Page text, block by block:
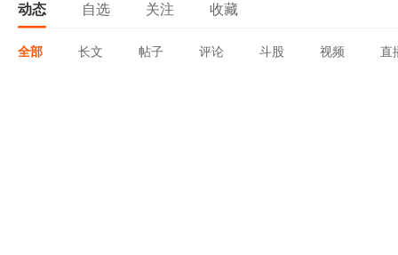
动态 自选 关注 收藏
全部 长文 帖子 评论 斗股 视频 直